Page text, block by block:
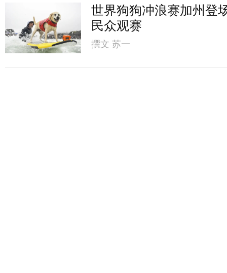
世界狗狗冲浪赛加州登
民众观赛
撰文 苏一